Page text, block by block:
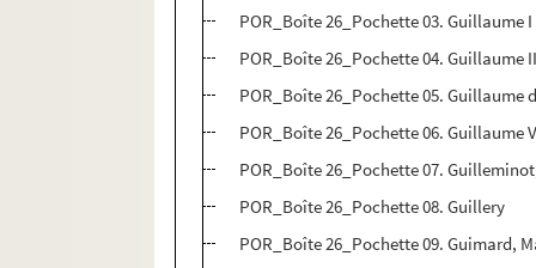
POR_Boîte 26_Pochette 03. Guillaume I
POR_Boîte 26_Pochette 04.
POR_Boîte 26_Pochette 05.
POR_Boîte 26_Pochette 06.
POR_Boîte 26_Pochette 07.
POR_Boîte 26_Pochette 08. Guillery
POR_Boîte 26_Pochette 09. Guimard,